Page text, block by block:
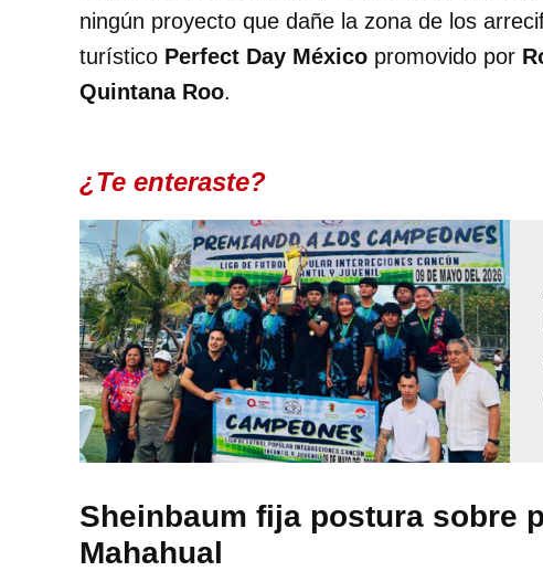
ningún proyecto que dañe la zona de los
turístico Perfect Day México promovido por
Quintana Roo.
¿Te enteraste?
Sheinbaum fija postura sobre
Mahahual